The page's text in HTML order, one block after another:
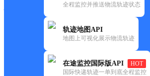
全程监控并推送物流轨迹状态
轨迹地图API
地图上可视化展示物流轨迹
在途监控国际版API
HOT
国际快递轨迹一单到底全程监控
顺丰
优美家超市